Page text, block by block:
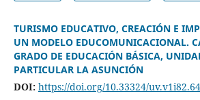
TURISMO EDUCATIVO, CREACIÓN E
UN MODELO EDUCOMUNICACIONAL.
GRADO DE EDUCACIÓN BÁSICA,
PARTICULAR LA ASUNCIÓN
DOI: https://doi.org/10.33324/